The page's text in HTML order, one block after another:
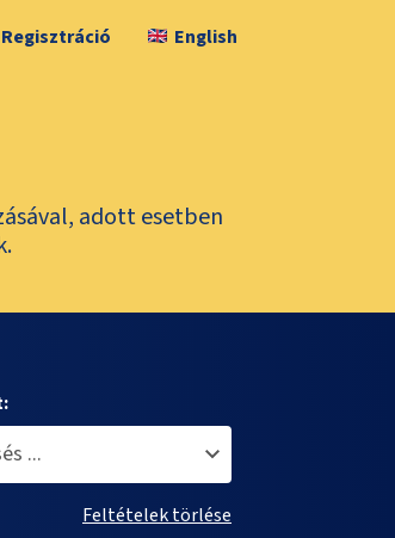
Regisztráció English
adott esetben
Feltételek törlése